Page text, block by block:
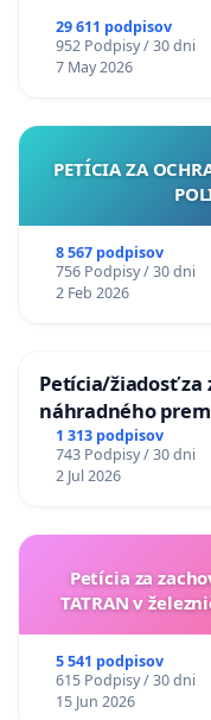
29 611 podpisov
952 Podpisy / 30 dni
7 May 2026
PETÍCIA ZA
8 567 podpisov
756 Podpisy / 30 dni
2 Feb 2026
Petícia/žiadosť za
náhradného
uzávery
1 313 podpisov
743 Podpisy / 30 dni
2 Jul 2026
Petícia za
TATRAN v
5 541 podpisov
615 Podpisy / 30 dni
15 Jun 2026